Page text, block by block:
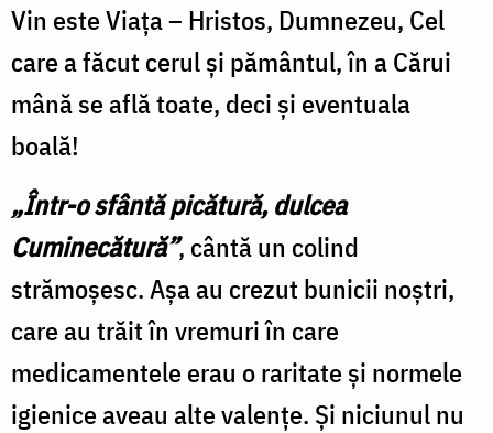
Vin este Viața – Hristos, Dumnezeu, Cel
care a făcut cerul și pământul, în a Cărui
mână se află toate, deci și eventuala
boală!
„Într-o sfântă picătură, dulcea
Cuminecătură”, cântă un colind
strămoșesc. Așa au crezut bunicii noștri,
care au trăit în vremuri în care
medicamentele erau o raritate și normele
igienice aveau alte valențe. Și niciunul nu